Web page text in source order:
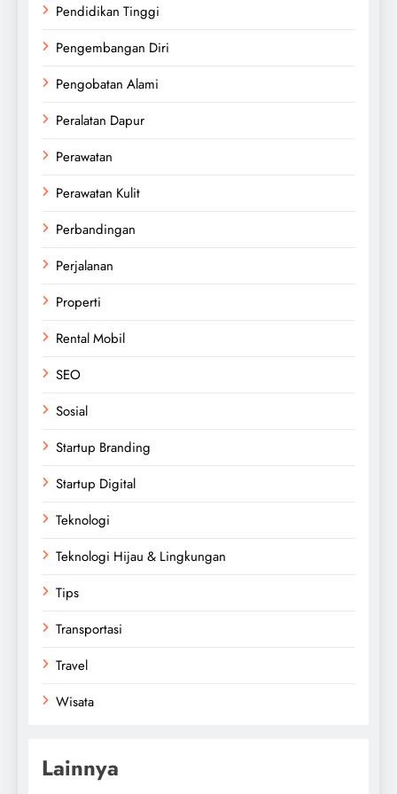
Pendidikan Tinggi
Pengembangan Diri
Pengobatan Alami
Peralatan Dapur
Perawatan
Perawatan Kulit
Perbandingan
Perjalanan
Properti
Rental Mobil
SEO
Sosial
Startup Branding
Startup Digital
Teknologi
Teknologi Hijau & Lingkungan
Tips
Transportasi
Travel
Wisata
Lainnya